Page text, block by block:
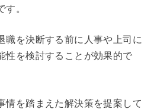
す。
職を決断する前に人事や上司に
性を検討することが効果的で
情を踏まえた解決策を提案して